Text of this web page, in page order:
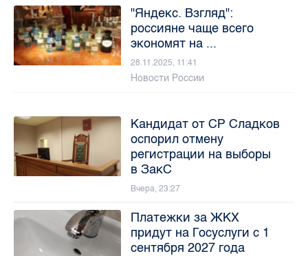
"Яндекс. Взгляд":
россияне чаще всего
экономят на ...
28.11.2025, 11:41
Новости России
Кандидат от СР Сладков
оспорил отмену
регистрации на выборы
в ЗакС
Вчера, 23:27
Платежки за ЖКХ
придут на Госуслуги с 1
сентября 2027 года